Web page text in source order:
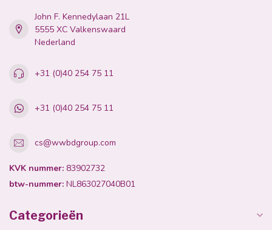
John F. Kennedylaan 21L
5555 XC Valkenswaard
Nederland
+31 (0)40 254 75 11
+31 (0)40 254 75 11
cs@wwbdgroup.com
KVK nummer: 83902732
btw-nummer: NL863027040B01
Categorieën